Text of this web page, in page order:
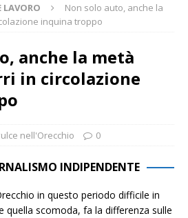
LAVORO
Non solo auto, anche la
inquina troppo
anche la metà
in circolazione
nell'Orecchio 0
INDIPENDENTE
in questo periodo difficile in
quella scomoda, fa la differenza sulle